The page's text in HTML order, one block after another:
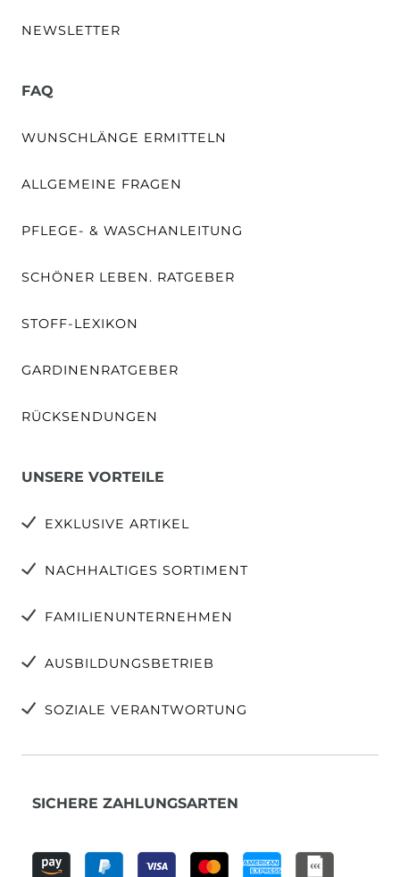
NEWSLETTER
FAQ
WUNSCHLÄNGE ERMITTELN
ALLGEMEINE FRAGEN
PFLEGE- & WASCHANLEITUNG
SCHÖNER LEBEN. RATGEBER
STOFF-LEXIKON
GARDINENRATGEBER
RÜCKSENDUNGEN
UNSERE VORTEILE
EXKLUSIVE ARTIKEL
NACHHALTIGES SORTIMENT
FAMILIENUNTERNEHMEN
AUSBILDUNGSBETRIEB
SOZIALE VERANTWORTUNG
SICHERE ZAHLUNGSARTEN